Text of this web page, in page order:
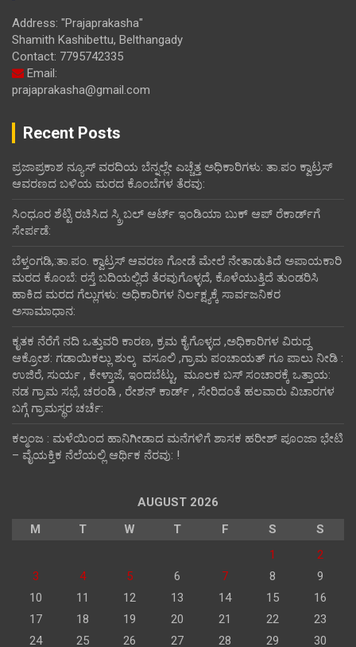
Address: "Prajaprakasha"
Shamith Kashibettu, Belthangady
Contact: 7795742335
Email:
prajaprakasha@gmail.com
Recent Posts
ಪ್ರಜಾಪ್ರಕಾಶ ನ್ಯೂಸ್ ವರದಿಯ ಬೆನ್ನಲ್ಲೇ ಎಚ್ಚೆತ್ತ ಅಧಿಕಾರಿಗಳು: ತಾ.ಪಂ ಕ್ವಾಟ್ರಸ್
ಆವರಣದ ಬಳಿಯ ಮರದ ಕೊಂಬೆಗಳ ತೆರವು:
ಸಿಂಧೂರ ಶೆಟ್ಟಿ ರಚಿಸಿದ ಸ್ಕ್ರಿಬಲ್ ಆರ್ಟ್ ಇಂಡಿಯಾ ಬುಕ್ ಆಪ್ ರೆಕಾರ್ಡ್‌ಗೆ
ಸೇರ್ಪಡೆ:
ಬೆಳ್ತಂಗಡಿ,:ತಾ.ಪಂ‌. ಕ್ವಾಟ್ರಸ್ ಆವರಣ ಗೋಡೆ ಮೇಲೆ ನೇತಾಡುತಿದೆ ಅಪಾಯಕಾರಿ
ಮರದ ಕೊಂಬೆ: ರಸ್ತೆ ಬದಿಯಲ್ಲಿದೆ ತೆರವುಗೊಳ್ಳದೆ, ಕೊಳೆಯುತ್ತಿದೆ ತುಂಡರಿಸಿ
ಹಾಕಿದ ಮರದ ಗೆಲ್ಲುಗಳು: ಅಧಿಕಾರಿಗಳ ನಿರ್ಲಕ್ಷ್ಯಕ್ಕೆ ಸಾರ್ವಜನಿಕರ
ಅಸಾಮಾಧಾನ:
ಕೃತಕ ನೆರೆಗೆ ನದಿ ಒತ್ತುವರಿ ಕಾರಣ, ಕ್ರಮ ಕೈಗೊಳ್ಳದ ,ಅಧಿಕಾರಿಗಳ ವಿರುದ್ದ
ಆಕ್ರೋಶ: ಗಡಾಯಿಕಲ್ಲು ಶುಲ್ಕ ವಸೂಲಿ ,ಗ್ರಾಮ ಪಂಚಾಯತ್ ಗೂ ಪಾಲು ನೀಡಿ :
ಉಜಿರೆ, ಸುರ್ಯ , ಕೇಳ್ತಾಜೆ, ಇಂದಬೆಟ್ಟು, ಮೂಲಕ ಬಸ್ ಸಂಚಾರಕ್ಕೆ ಒತ್ತಾಯ:
ನಡ ಗ್ರಾಮ ಸಭೆ, ಚರಂಡಿ , ರೇಶನ್ ಕಾರ್ಡ್ , ಸೇರಿದಂತೆ ಹಲವಾರು ವಿಚಾರಗಳ
ಬಗ್ಗೆ ಗ್ರಾಮಸ್ಥರ ಚರ್ಚೆ:
ಕಲ್ಮಂಜ : ಮಳೆಯಿಂದ ಹಾನಿಗೀಡಾದ ಮನೆಗಳಿಗೆ ಶಾಸಕ ಹರೀಶ್ ಪೂಂಜಾ ಭೇಟಿ
– ವೈಯಕ್ತಿಕ ನೆಲೆಯಲ್ಲಿ ಆರ್ಥಿಕ‌ ನೆರವು: !
AUGUST 2026
M
T W T F S
S
1
2
3
4 5 6 7 8
9
10
11 12 13 14 15
16
17
18 19 20 21 22
23
24
25 26 27 28 29 30